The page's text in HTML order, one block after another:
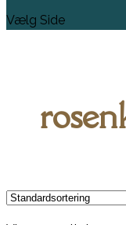
Vælg Side